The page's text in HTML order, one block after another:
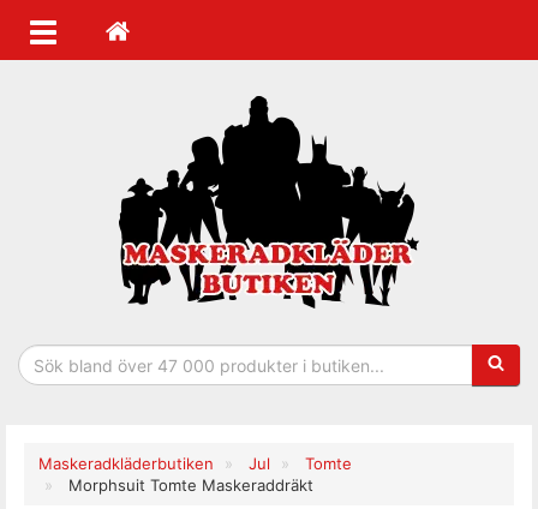
Maskeradkläderbutiken Jul
Tomte
Morphsuit Tomte Maskeraddräkt